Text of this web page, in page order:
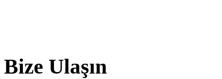
Bize Ulaşın